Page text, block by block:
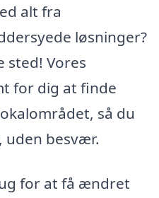
alt fra
løsninger?
sted! Vores
for dig at finde
så du
uden besvær.
for at få ændret